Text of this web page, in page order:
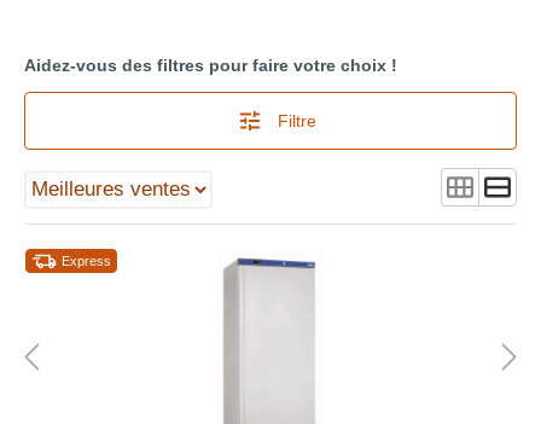
Aidez-vous des filtres pour faire votre choix !
Filtre
Express